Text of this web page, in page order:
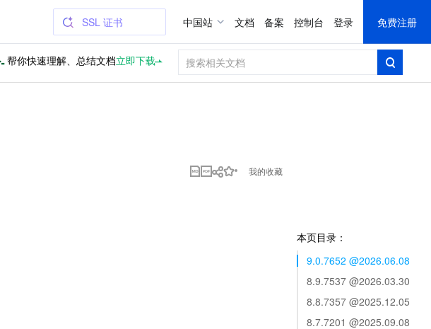
SSL 证书 中国站 文档 备案 控制台 登录 免费注册
帮你快速理解、总结文档立即下载
我的收藏
本页目录：
9.0.7652 @2026.06.08
8.9.7537 @2026.03.30
8.8.7357 @2025.12.05
8.7.7201 @2025.09.08